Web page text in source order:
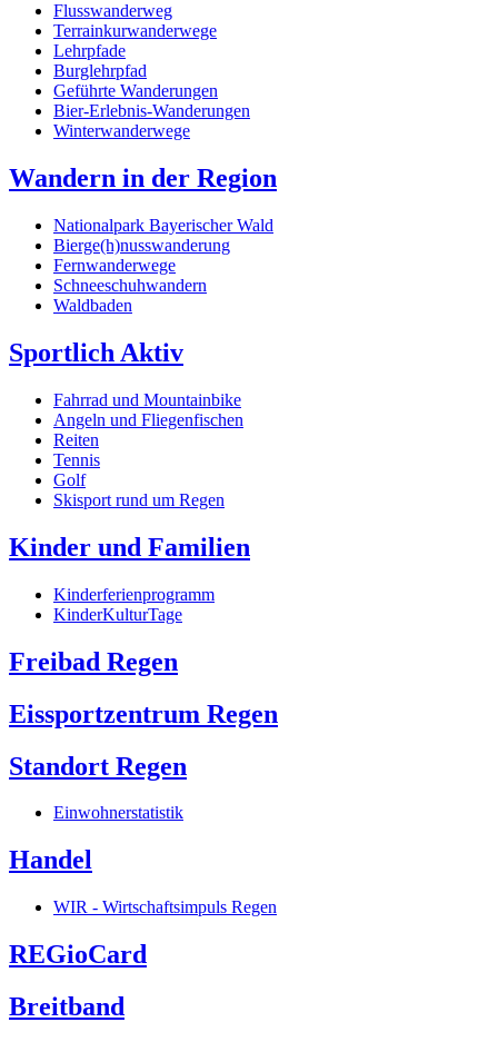
Flusswanderweg
Terrainkurwanderwege
Lehrpfade
Burglehrpfad
Geführte Wanderungen
Bier-Erlebnis-Wanderungen
Winterwanderwege
Wandern in der Region
Nationalpark Bayerischer Wald
Bierge(h)nusswanderung
Fernwanderwege
Schneeschuhwandern
Waldbaden
Sportlich Aktiv
Fahrrad und Mountainbike
Angeln und Fliegenfischen
Reiten
Tennis
Golf
Skisport rund um Regen
Kinder und Familien
Kinderferienprogramm
KinderKulturTage
Freibad Regen
Eissportzentrum Regen
Standort Regen
Einwohnerstatistik
Handel
WIR - Wirtschaftsimpuls Regen
REGioCard
Breitband